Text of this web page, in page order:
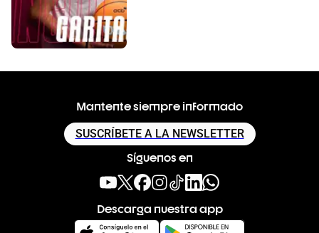
Mantente siempre informado
SUSCRÍBETE A LA NEWSLETTER
Síguenos en
Descarga nuestra app